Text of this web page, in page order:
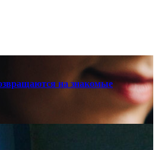
на знакомые